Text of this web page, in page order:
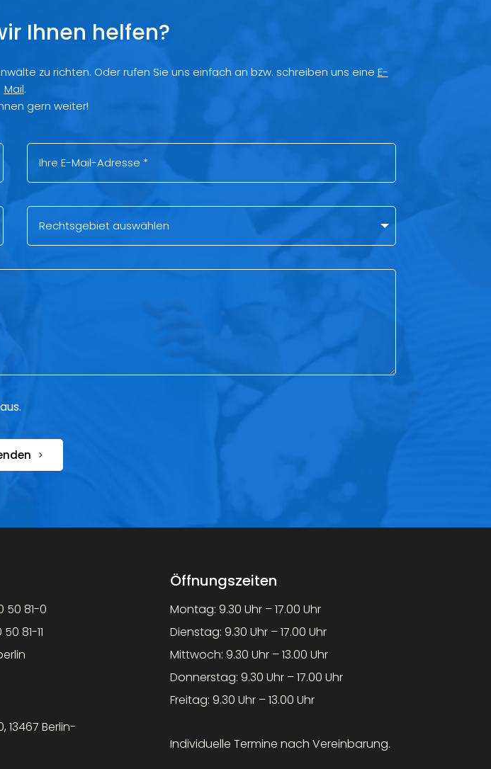
Ihnen helfen?
zu richten. Oder rufen Sie uns einfach an bzw. schreiben uns eine E-
Mail.
gern weiter!
50 81-0
81-11
13467 Berlin-
Öffnungszeiten
Montag: 9.30 Uhr – 17.00 Uhr
Dienstag: 9.30 Uhr – 17.00 Uhr
Mittwoch: 9.30 Uhr – 13.00 Uhr
Donnerstag: 9.30 Uhr – 17.00 Uhr
Freitag: 9.30 Uhr – 13.00 Uhr
Individuelle Termine nach Vereinbarung.